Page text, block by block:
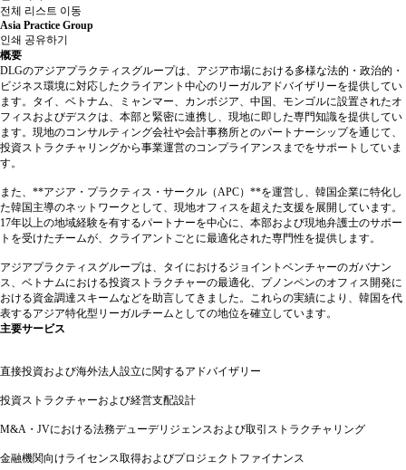
전체 리스트 이동
Asia Practice Group
인쇄 공유하기
概要
DLGのアジアプラクティスグループは、アジア市場における多様な法的・政治的・
ビジネス環境に対応したクライアント中心のリーガルアドバイザリーを提供してい
ます。タイ、ベトナム、ミャンマー、カンボジア、中国、モンゴルに設置されたオ
フィスおよびデスクは、本部と緊密に連携し、現地に即した専門知識を提供してい
ます。現地のコンサルティング会社や会計事務所とのパートナーシップを通じて、
投資ストラクチャリングから事業運営のコンプライアンスまでをサポートしていま
す。
また、**アジア・プラクティス・サークル（APC）**を運営し、韓国企業に特化し
た韓国主導のネットワークとして、現地オフィスを超えた支援を展開しています。
17年以上の地域経験を有するパートナーを中心に、本部および現地弁護士のサポー
トを受けたチームが、クライアントごとに最適化された専門性を提供します。
アジアプラクティスグループは、タイにおけるジョイントベンチャーのガバナン
ス、ベトナムにおける投資ストラクチャーの最適化、プノンペンのオフィス開発に
おける資金調達スキームなどを助言してきました。これらの実績により、韓国を代
表するアジア特化型リーガルチームとしての地位を確立しています。
主要サービス
直接投資および海外法人設立に関するアドバイザリー
投資ストラクチャーおよび経営支配設計
M&A・JVにおける法務デューデリジェンスおよび取引ストラクチャリング
金融機関向けライセンス取得およびプロジェクトファイナンス